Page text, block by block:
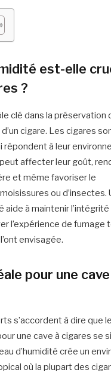
est-elle
?
clé dans la préservation
cigare. Les cigares
à leur
affecter leur goût,
et même favoriser le
ou d’insectes.
aide à maintenir
l’expérience de fumage
envisagée.
pour une
s’accordent à dire que
une cave à cigares se
d’humidité crée un
où la plupart des